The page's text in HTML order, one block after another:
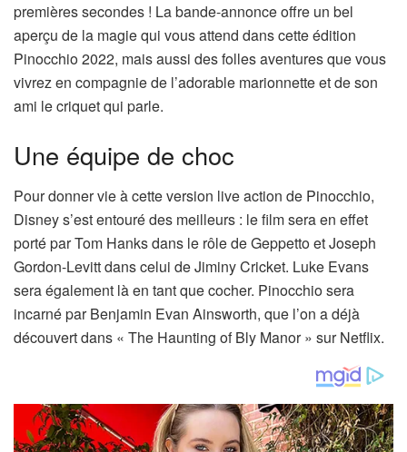
premières secondes ! La bande-annonce offre un bel
aperçu de la magie qui vous attend dans cette édition
Pinocchio 2022, mais aussi des folles aventures que vous
vivrez en compagnie de l’adorable marionnette et de son
ami le criquet qui parle.
Une équipe de choc
Pour donner vie à cette version live action de Pinocchio,
Disney s’est entouré des meilleurs : le film sera en effet
porté par Tom Hanks dans le rôle de Geppetto et Joseph
Gordon-Levitt dans celui de Jiminy Cricket. Luke Evans
sera également là en tant que cocher. Pinocchio sera
incarné par Benjamin Evan Ainsworth, que l’on a déjà
découvert dans « The Haunting of Bly Manor » sur Netflix.